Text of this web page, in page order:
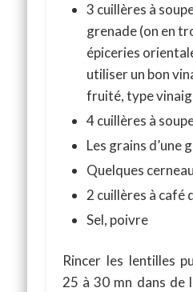
3 cuillères à
grenade (on en
épiceries
utiliser un bon
fruité, type
4 cuillères à
Les grains d’une
Quelques
2 cuillères à café
Sel, poivre
Rincer les lentilles
25 à 30 mn dans de